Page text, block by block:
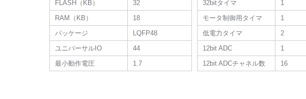
FLASH（KB）
32
RAM（KB）
18
パッケージ
LQFP48
ユニバーサルIO
44
最小動作電圧
1.7
32bitタイマ
1
モータ制御用タイマ
1
低電力タイマ
2
12bit ADC
1
12bit ADCチャネル数
16